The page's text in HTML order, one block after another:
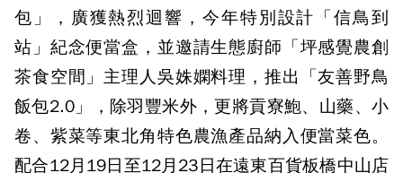
包」，廣獲熱烈迴響，今年特別設計「信鳥到
站」紀念便當盒，並邀請生態廚師「坪感覺農創
茶食空間」主理人吳姝嫻料理，推出「友善野鳥
飯包2.0」，除羽豐米外，更將貢寮鮑、山藥、小
卷、紫菜等東北角特色農漁產品納入便當菜色。
配合12月19日至12月23日在遠東百貨板橋中山店